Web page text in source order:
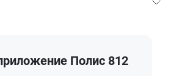
Полис 812